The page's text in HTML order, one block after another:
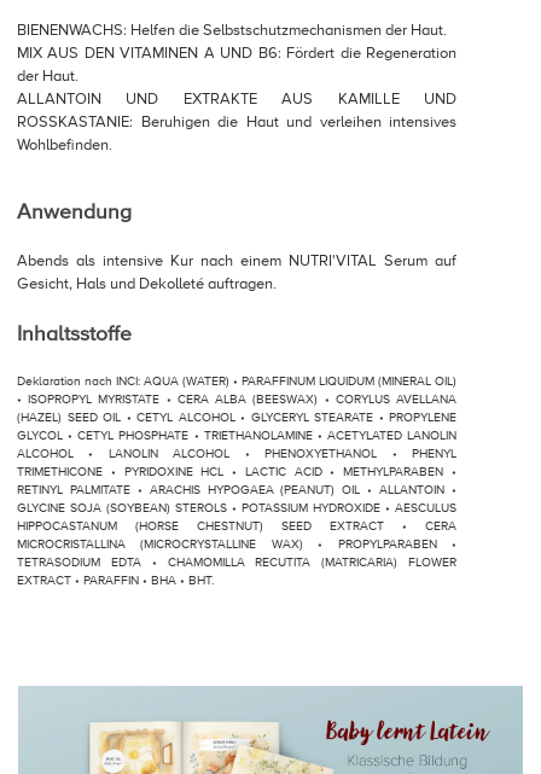
BIENENWACHS: Helfen die Selbstschutzmechanismen der Haut.
MIX AUS DEN VITAMINEN A UND B6: Fördert die Regeneration
der Haut.
ALLANTOIN UND EXTRAKTE AUS KAMILLE UND
ROSSKASTANIE: Beruhigen die Haut und verleihen intensives
Wohlbefinden.
Anwendung
Abends als intensive Kur nach einem NUTRI'VITAL Serum auf
Gesicht, Hals und Dekolleté auftragen.
Inhaltsstoffe
Deklaration nach INCI: AQUA (WATER) • PARAFFINUM LIQUIDUM (MINERAL OIL)
• ISOPROPYL MYRISTATE • CERA ALBA (BEESWAX) • CORYLUS AVELLANA
(HAZEL) SEED OIL • CETYL ALCOHOL • GLYCERYL STEARATE • PROPYLENE
GLYCOL • CETYL PHOSPHATE • TRIETHANOLAMINE • ACETYLATED LANOLIN
ALCOHOL • LANOLIN ALCOHOL • PHENOXYETHANOL • PHENYL
TRIMETHICONE • PYRIDOXINE HCL • LACTIC ACID • METHYLPARABEN •
RETINYL PALMITATE • ARACHIS HYPOGAEA (PEANUT) OIL • ALLANTOIN •
GLYCINE SOJA (SOYBEAN) STEROLS • POTASSIUM HYDROXIDE • AESCULUS
HIPPOCASTANUM (HORSE CHESTNUT) SEED EXTRACT • CERA
MICROCRISTALLINA (MICROCRYSTALLINE WAX) • PROPYLPARABEN •
TETRASODIUM EDTA • CHAMOMILLA RECUTITA (MATRICARIA) FLOWER
EXTRACT • PARAFFIN • BHA • BHT.